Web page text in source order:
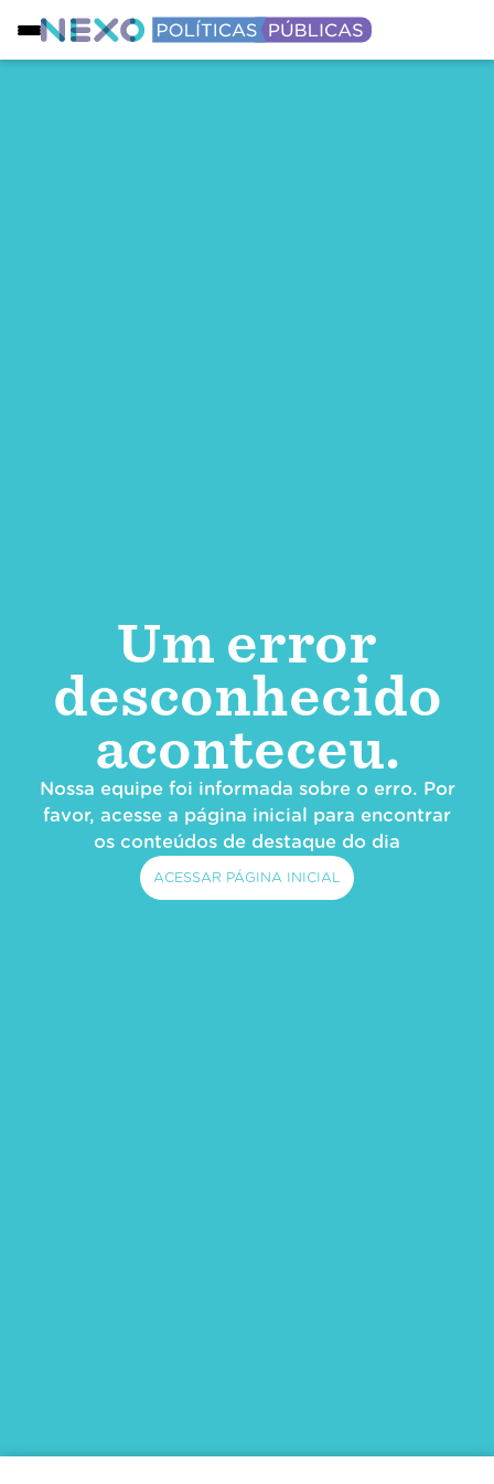
Um error
desconhecido
aconteceu.
Nossa equipe foi informada sobre o erro. Por
favor, acesse a página inicial para encontrar
os conteúdos de destaque do dia
ACESSAR PÁGINA INICIAL